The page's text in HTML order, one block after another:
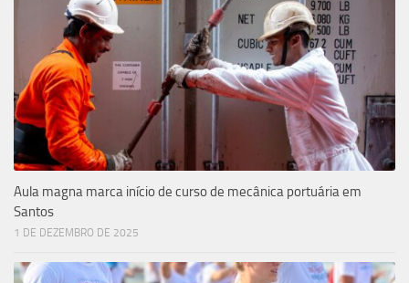
Aula magna marca início de curso de mecânica portuária em
Santos
1 DE DEZEMBRO DE 2025